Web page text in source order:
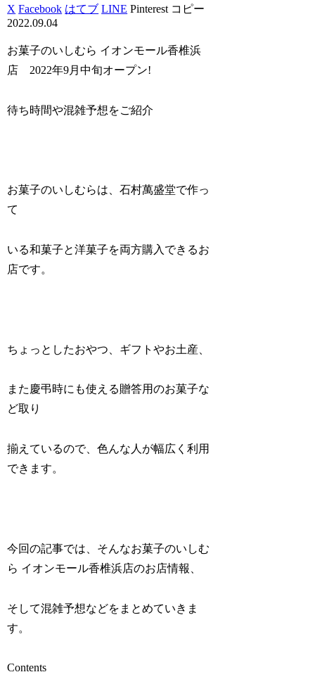
X Facebook はてブ LINE Pinterest コピー
2022.09.04
お菓子のいしむら イオンモール香椎浜
店 2022年9月中旬オープン!
待ち時間や混雑予想をご紹介
お菓子のいしむらは、石村萬盛堂で作っ
て
いる和菓子と洋菓子を両方購入できるお
店です。
ちょっとしたおやつ、ギフトやお土産、
また慶弔時にも使える贈答用のお菓子な
ど取り
揃えているので、色んな人が幅広く利用
できます。
今回の記事では、そんなお菓子のいしむ
ら イオンモール香椎浜店のお店情報、
そして混雑予想などをまとめていきま
す。
Contents